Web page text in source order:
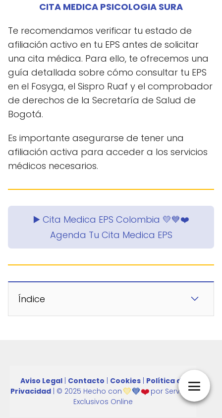
CITA MEDICA PSICOLOGIA SURA
Te recomendamos verificar tu estado de
afiliación activo en tu EPS antes de solicitar
una cita médica. Para ello, te ofrecemos una
guía detallada sobre cómo consultar tu EPS
en el Fosyga, el Sispro Ruaf y el comprobador
de derechos de la Secretaría de Salud de
Bogotá.
Es importante asegurarse de tener una
afiliación activa para acceder a los servicios
médicos necesarios.
▶️ Cita Medica EPS Colombia 💛💙❤️
Agenda Tu Cita Medica EPS
Índice
Aviso Legal| Contacto Cookies| Política de
Privacidad| © 2025 Hecho con💛💙❤️por Servicios
Exclusivos Online